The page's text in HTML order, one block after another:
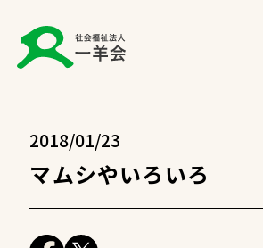
2018/01/23
マムシやいろいろ